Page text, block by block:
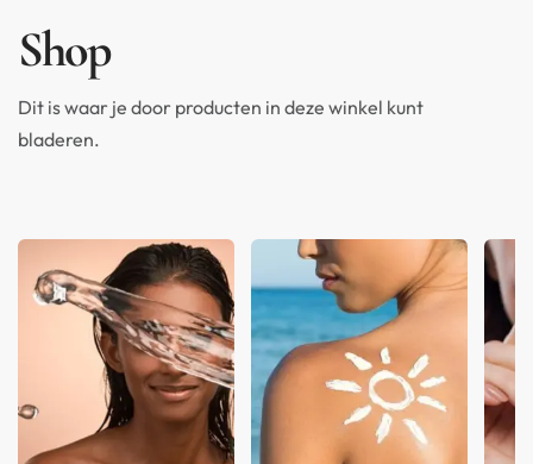
Shop
Dit is waar je door producten in deze winkel kunt
bladeren.